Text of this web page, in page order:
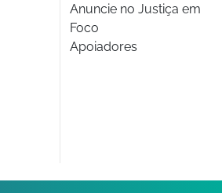
Anuncie no Justiça em
Foco
Apoiadores